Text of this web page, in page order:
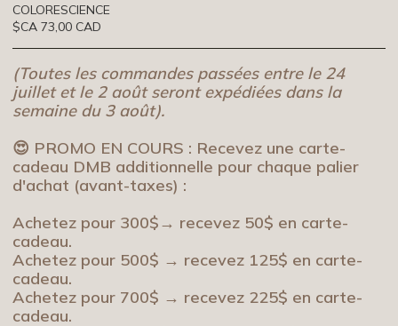
COLORESCIENCE
$CA 73,00 CAD
(Toutes les commandes passées entre le 24
juillet et le 2 août seront expédiées dans la
semaine du 3 août).
😍 PROMO EN COURS : Recevez une carte-
cadeau DMB additionnelle pour chaque palier
d'achat (avant-taxes) :
Achetez pour 300$→ recevez 50$ en carte-
cadeau.
Achetez pour 500$ → recevez 125$ en carte-
cadeau.
Achetez pour 700$ → recevez 225$ en carte-
cadeau.